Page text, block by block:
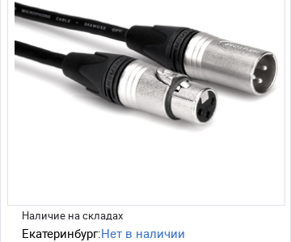
Наличие на складах
Екатеринбург:Нет в наличии